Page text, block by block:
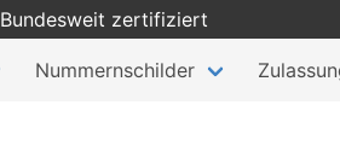
Bundesweit zertifiziert
Nummernschilder